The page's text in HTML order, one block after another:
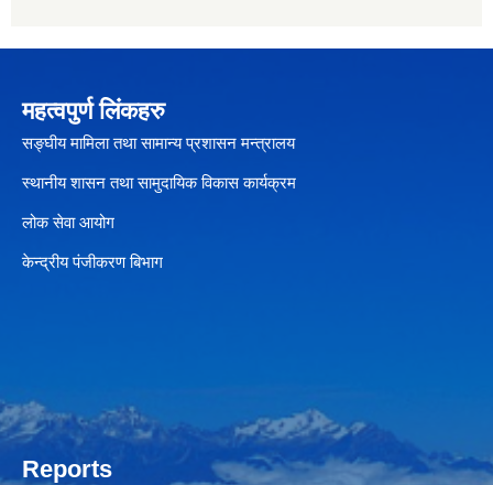
महत्वपुर्ण लिंकहरु
सङ्घीय मामिला तथा सामान्य प्रशासन मन्त्रालय
स्थानीय शासन तथा सामुदायिक विकास कार्यक्रम
लोक सेवा आयोग
केन्द्रीय पंजीकरण बिभाग
Reports